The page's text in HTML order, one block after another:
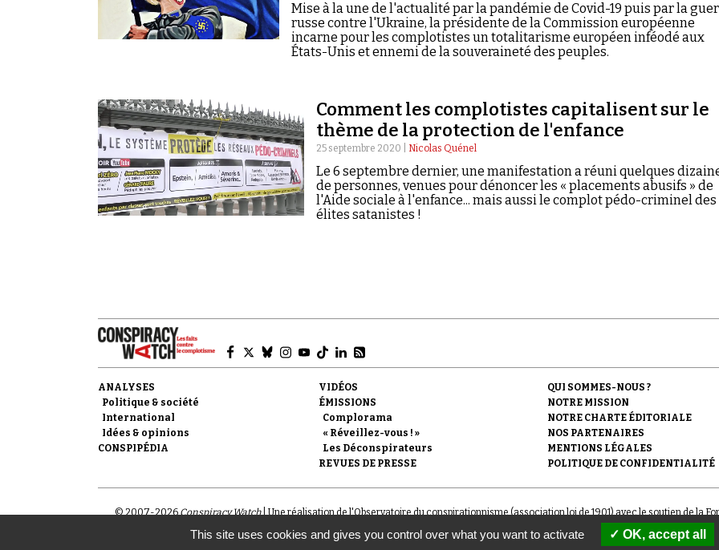
Mise à la une de l'actualité par la pandémie de Covid-19 puis par la
russe contre l'Ukraine, la présidente de la Commission européenne
incarne pour les complotistes un totalitarisme européen inféodé aux
États-Unis et ennemi de la souveraineté des peuples.
Comment les complotistes capitalisent sur le
thème de la protection de l'enfance
25 septembre 2020 | Nicolas Quénel
Le 6 septembre dernier, une manifestation a réuni quelques
de personnes, venues pour dénoncer les « placements abusifs » de
l'Aide sociale à l'enfance... mais aussi le complot pédo-criminel des
élites satanistes !
ANALYSES
Politique & société
International
Idées & opinions
CONSPIPÉDIA
VIDÉOS
ÉMISSIONS
Complorama
« Réveillez-vous ! »
Les Déconspirateurs
REVUES DE PRESSE
QUI SOMMES-NOUS ?
NOTRE MISSION
NOTRE CHARTE ÉDITORIALE
NOS PARTENAIRES
MENTIONS LÉGALES
POLITIQUE DE CONFIDENTIALITÉ
© 2007-2026Conspiracy Watch| Une réalisation de l'Observatoire du conspirationnisme (association loi de 1901) avec le soutien de la
This site uses cookies and gives you control over what you want to activate OK, accept all